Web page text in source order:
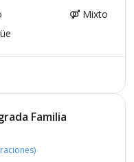
Mixto
Familia